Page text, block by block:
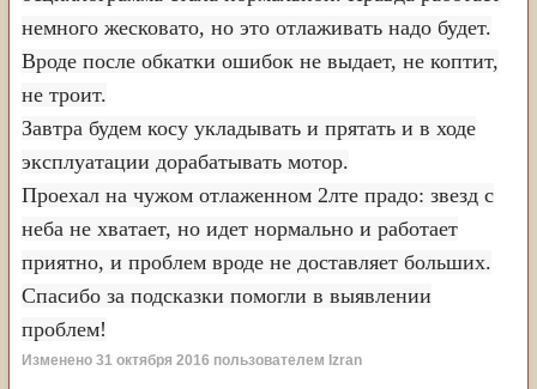
И надо помнить, что мозги не угол крутят, а угловую
разность между датчиками, поэтому важно проверить
полярность датчика TDC - если провода перепутаны,
мозги будут пытаться, но никогда не добьются
Он не лучше, он просто другой. Нормально едущий 2LTE
в длинном праде не сильно отстаёт.
немного жесковато, но это отлаживать надо будет.
Вроде после обкатки ошибок не выдает, не коптит,
не троит.
Завтра будем косу укладывать и прятать и в ходе
эксплуатации дорабатывать мотор.
Проехал на чужом отлаженном 2лте прадо: звезд с
неба не хватает, но идет нормально и работает
приятно, и проблем вроде не доставляет больших.
Спасибо за подсказки помогли в выявлении
проблем!
Изменено 31 октября 2016 пользователем Izran